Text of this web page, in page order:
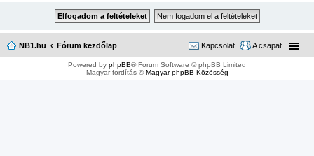
NB1.hu Fórum kezdőlap A csapat
Kapcsolat
Powered by phpBB® Forum Software © phpBB Limited
Magyar fordítás ©Magyar phpBB Közösség